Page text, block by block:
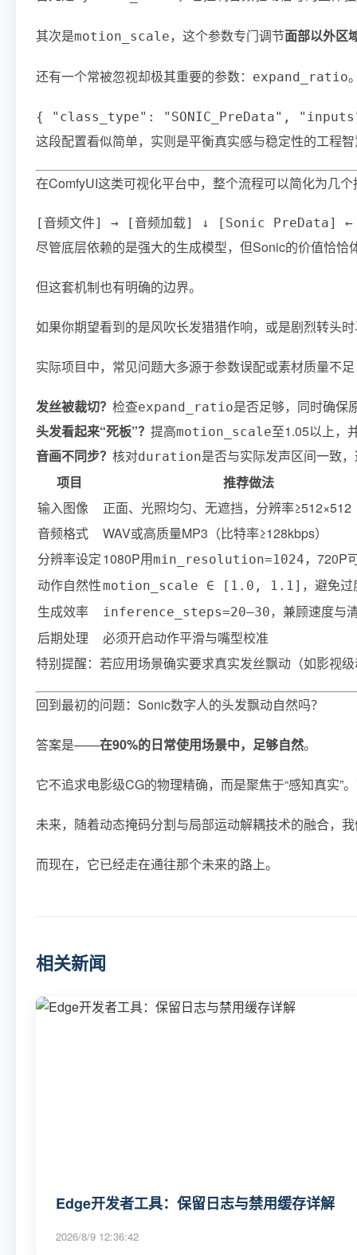
其次是motion_scale，这个参数专门调节面部以外区
还有一个常被忽视却极其重要的参数： expand_ratio
{ "class_type": "SONIC_PreData",
这段配置看似简单，实则是平衡真实感与稳定性的工程
在ComfyUI这类可视化平台中，整个流程可以简化为几
[音频文件] → [音频加载] ↓ [Sonic PreData]
尽管底层依赖的是强大的生成模型，但Sonic的价值恰恰
但这套机制也有明确的边界。
如果你期望看到的是风吹长发猎猎作响，或是剧烈转头
实际项目中，常见问题大多源于参数误配或素材质量不
发丝被裁切？ 检查expand_ratio是否足够，同时确保
头发看起来“死板”？ 提高motion_scale至1.05以上，
音画不同步？ 核对duration是否与实际发声区间一致
项目
推荐做法
输入图像
正面、光照均匀、无遮挡，分辨率≥512×512
音频格式
WAV或高质量MP3（比特率≥128kbps）
分辨率设定1080P用min_resolution=1024，720P
动作自然性motion_scale ∈ [1.0, 1.1] ，避免
生成效率
inference_steps=20–30，兼顾速度与
后期处理
必须开启动作平滑与嘴型校准
特别提醒：若应用场景确实要求真实发丝飘动（如影视
回到最初的问题：Sonic数字人的头发飘动自然吗？
答案是——在90%的日常使用场景中，足够自然。
它不追求电影级CG的物理精确，而是聚焦于“感知真实
未来，随着动态掩码分割与局部运动解耦技术的融合，
而现在，它已经走在通往那个未来的路上。
相关新闻
Edge开发者工具：保留日志与禁用缓存详解
2026/8/9 12:36:42